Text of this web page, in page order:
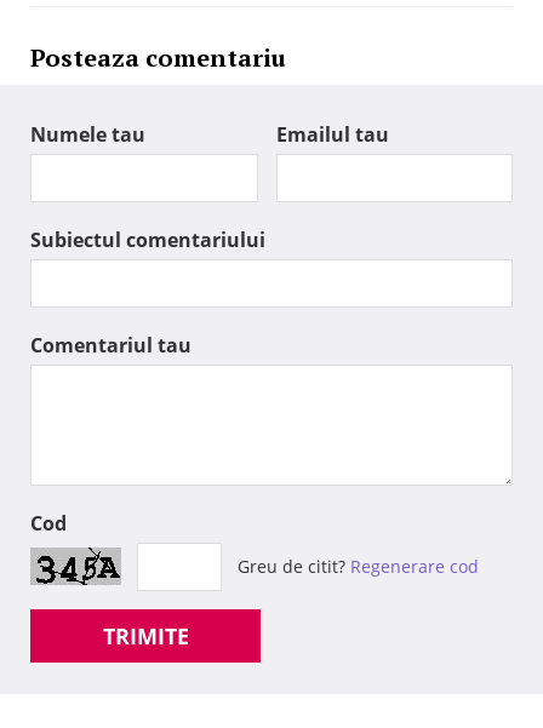
Posteaza comentariu
Numele tau Emailul tau
Subiectul comentariului
Comentariul tau
Cod
Greu de citit? Regenerare cod
TRIMITE